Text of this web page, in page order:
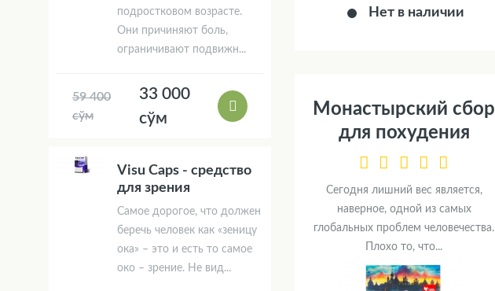
Нет в наличии
Mонастырский сбор
для похудения
Сегодня лишний вес является,
наверное, одной из самых
глобальных проблем человечества.
Плохо то, что...
подростковом возрасте.
Они причиняют боль,
ограничивают подвижн...
59 400
сўм
33 000
сўм
Visu Caps - средство
для зрения
Самое дорогое, что должен
беречь человек как «зеницу
ока» – это и есть то самое
око – зрение. Не вид...